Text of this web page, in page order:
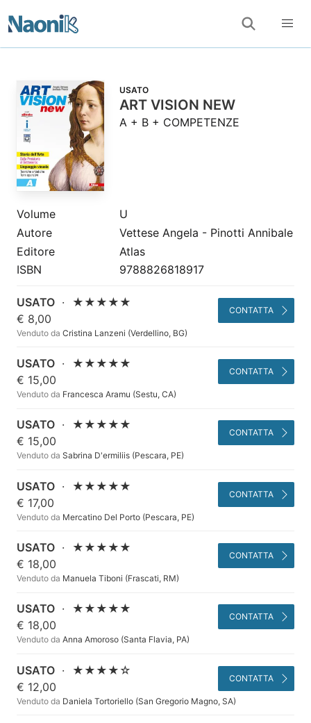
USATO
ART VISION NEW
A + B + COMPETENZE
Volume
U
Autore
Vettese Angela - Pinotti Annibale
Editore
Atlas
ISBN
9788826818917
USATO ·
★★★★★
€ 8,00
Venduto da Cristina Lanzeni (Verdellino, BG)
CONTATTA
USATO ·
★★★★★
€ 15,00
Venduto da Francesca Aramu (Sestu, CA)
CONTATTA
USATO ·
★★★★★
€ 15,00
Venduto da Sabrina D'ermiliis (Pescara, PE)
CONTATTA
USATO ·
★★★★★
€ 17,00
Venduto da Mercatino Del Porto (Pescara, PE)
CONTATTA
USATO ·
★★★★★
€ 18,00
Venduto da Manuela Tiboni (Frascati, RM)
CONTATTA
USATO ·
★★★★★
€ 18,00
Venduto da Anna Amoroso (Santa Flavia, PA)
CONTATTA
USATO ·
★★★★☆
€ 12,00
Venduto da Daniela Tortoriello (San Gregorio Magno, SA)
CONTATTA